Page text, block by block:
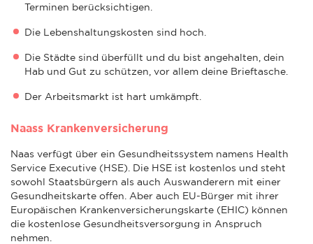
Terminen berücksichtigen.
Die Lebenshaltungskosten sind hoch.
Die Städte sind überfüllt und du bist angehalten, dein
Hab und Gut zu schützen, vor allem deine Brieftasche.
Der Arbeitsmarkt ist hart umkämpft.
Naass Krankenversicherung
Naas verfügt über ein Gesundheitssystem namens Health
Service Executive (HSE). Die HSE ist kostenlos und steht
sowohl Staatsbürgern als auch Auswanderern mit einer
Gesundheitskarte offen. Aber auch EU-Bürger mit ihrer
Europäischen Krankenversicherungskarte (EHIC) können
die kostenlose Gesundheitsversorgung in Anspruch
nehmen.